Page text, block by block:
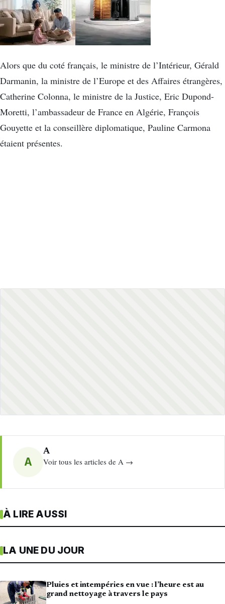
Alors que du coté français, le ministre de l’Intérieur, Gérald
Darmanin, la ministre de l’Europe et des Affaires étrangères,
Catherine Colonna, le ministre de la Justice, Eric Dupond-
Moretti, l’ambassadeur de France en Algérie, François
Gouyette et la conseillère diplomatique, Pauline Carmona
étaient présentes.
A
A
Voir tous les articles de A →
À LIRE AUSSI
LA UNE DU JOUR
Pluies et intempéries en vue : l’heure est au
grand nettoyage à travers le pays